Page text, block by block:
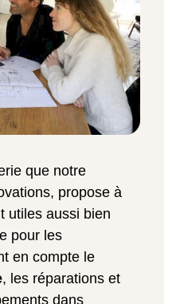
que notre
propose à
utiles aussi bien
pour les
en compte le
, les réparations et
dans